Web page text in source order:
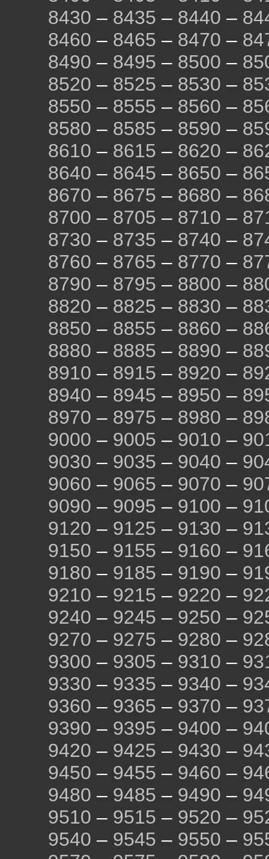
8430 – 8435 – 8440 –
8460 – 8465 – 8470 –
8490 – 8495 – 8500 –
8520 – 8525 – 8530 –
8550 – 8555 – 8560 –
8580 – 8585 – 8590 –
8610 – 8615 – 8620 –
8640 – 8645 – 8650 –
8670 – 8675 – 8680 –
8700 – 8705 – 8710 –
8730 – 8735 – 8740 –
8760 – 8765 – 8770 –
8790 – 8795 – 8800 –
8820 – 8825 – 8830 –
8850 – 8855 – 8860 –
8880 – 8885 – 8890 –
8910 – 8915 – 8920 –
8940 – 8945 – 8950 –
8970 – 8975 – 8980 –
9000 – 9005 – 9010 –
9030 – 9035 – 9040 –
9060 – 9065 – 9070 –
9090 – 9095 – 9100 –
9120 – 9125 – 9130 –
9150 – 9155 – 9160 –
9180 – 9185 – 9190 –
9210 – 9215 – 9220 –
9240 – 9245 – 9250 –
9270 – 9275 – 9280 –
9300 – 9305 – 9310 –
9330 – 9335 – 9340 –
9360 – 9365 – 9370 –
9390 – 9395 – 9400 –
9420 – 9425 – 9430 –
9450 – 9455 – 9460 –
9480 – 9485 – 9490 –
9510 – 9515 – 9520 –
9540 – 9545 – 9550 –